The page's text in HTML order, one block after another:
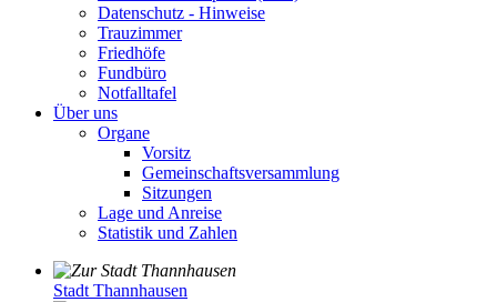
Datenschutz - Hinweise
Trauzimmer
Friedhöfe
Fundbüro
Notfalltafel
Über uns
Organe
Vorsitz
Gemeinschaftsversammlung
Sitzungen
Lage und Anreise
Statistik und Zahlen
Stadt Thannhausen